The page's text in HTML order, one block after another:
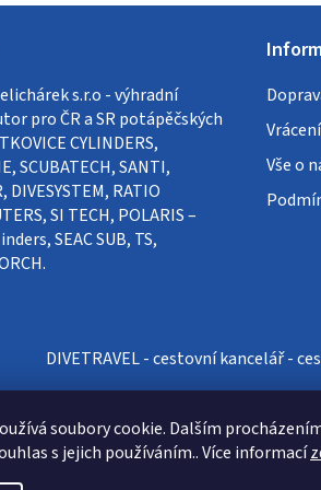
soubory cookie. Dalším
s jejich používáním.. Více informací
s.r.o - výhradní
pro ČR a SR potápěčských
CYLINDERS,
SCUBATECH, SANTI,
DIVESYSTEM, RATIO
SI TECH, POLARIS –
SEAC SUB, TS,
Vše o
DIVETRAVEL - cestovní kancelář -